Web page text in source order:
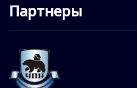
Партнеры